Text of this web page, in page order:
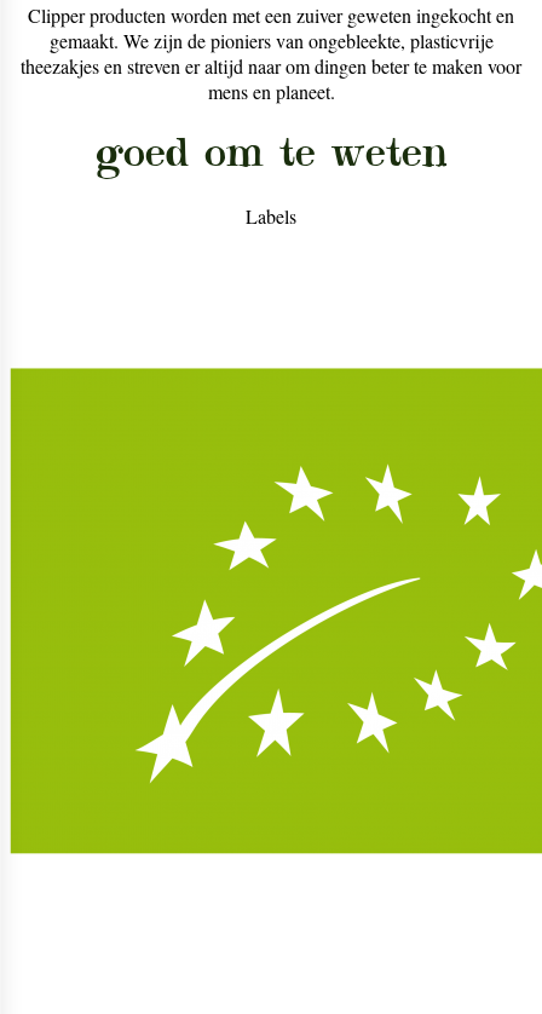
Clipper producten worden met een zuiver geweten ingekocht en
gemaakt. We zijn de pioniers van ongebleekte, plasticvrije
theezakjes en streven er altijd naar om dingen beter te maken voor
mens en planeet.
goed om te weten
Labels